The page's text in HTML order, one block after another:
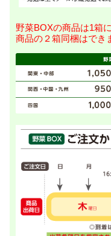
野菜BOXの商品は1箱
商品の２箱同梱はでき